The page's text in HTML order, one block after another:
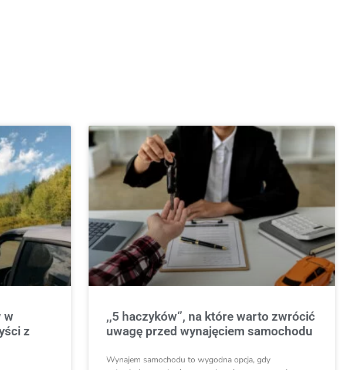
w
z
,,5 haczyków‘’, na które warto zwrócić
uwagę przed wynajęciem samochodu
Wynajem samochodu to wygodna opcja, gdy